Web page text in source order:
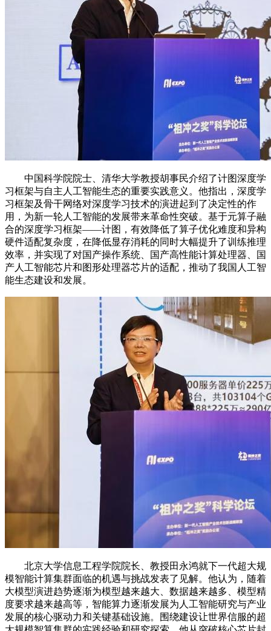
中国科学院院士、清华大学教授胡事民介绍了计图深度学
习框架与自主人工智能生态的重要实践意义。他指出，深度学
习框架及骨干网络对深度学习技术的演进起到了决定性的作
用，为新一轮人工智能的发展带来革命性突破。基于元算子融
合的深度学习框架——计图，有效降低了算子优化难度和异构
硬件适配复杂度，在降低显存消耗的同时大幅提升了训练推理
效率，并实现了对国产操作系统、国产高性能计算处理器、国
产人工智能芯片和图形处理器芯片的适配，推动了我国人工智
能生态建设和发展。
北京大学信息工程学院院长、教授田永鸿就下一代超大规
模智能计算集群面临的机遇与挑战发表了见解。他认为，随着
大模型演进趋势逐渐为模型越来越大、数据越来越多、模型精
度要求越来越高等，智能算力逐渐发展为人工智能研究与产业
发展的核心驱动力和关键基础设施。围绕建设让世界信服的超